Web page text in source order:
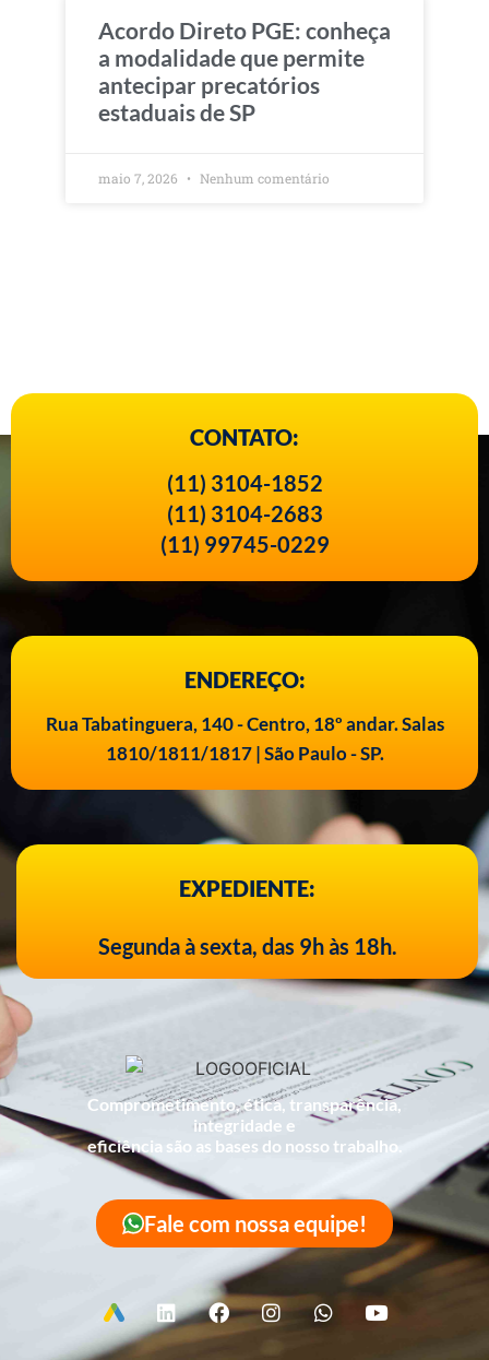
Acordo Direto PGE: conheça
a modalidade que permite
antecipar precatórios
estaduais de SP
maio 7, 2026 Nenhum comentário
CONTATO:
(11) 3104-1852
(11) 3104-2683
(11) 99745-0229
ENDEREÇO:
Rua Tabatinguera, 140 - Centro, 18º andar. Salas
1810/1811/1817 | São Paulo - SP.
EXPEDIENTE:
Segunda à sexta, das 9h às 18h.
Comprometimento, ética, transparência,
integridade e
eficiência são as bases do nosso trabalho.
Fale com nossa equipe!